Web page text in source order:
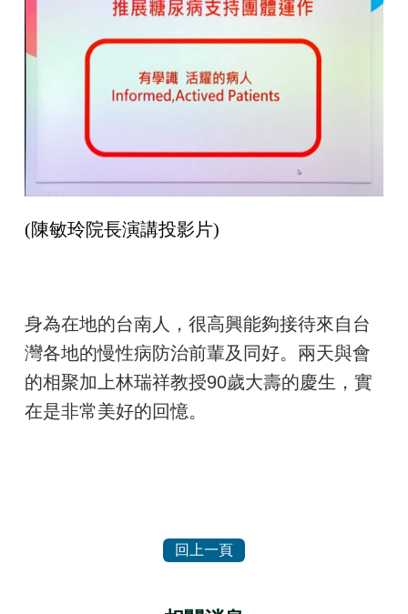
(陳敏玲院長演講投影片)
身為在地的台南人，很高興能夠接待來自台
灣各地的慢性病防治前輩及同好。兩天與會
的相聚加上林瑞祥教授90歲大壽的慶生，實
在是非常美好的回憶。